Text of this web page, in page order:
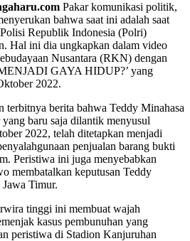
Pakar komunikasi politik,
bahwa saat ini adalah saat
Republik Indonesia (Polri)
Hal ini dia ungkapkan dalam video
Nusantara (RKN) dengan
GAYA HIDUP?’ yang
2022.
terbitnya berita bahwa Teddy Minahasa
baru saja dilantik menyusul
2022, telah ditetapkan menjadi
penjualan barang bukti
Peristiwa ini juga menyebabkan
membatalkan keputusan Teddy
Timur.
tinggi ini membuat wajah
kasus pembunuhan yang
peristiwa di Stadion Kanjuruhan